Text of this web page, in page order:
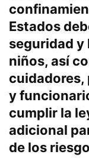
Estados
seguridad y
niños, así
cuidadores,
y
cumplir la
adicional
de los